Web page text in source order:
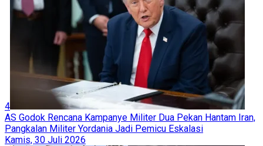
4
AS Godok Rencana Kampanye Militer Dua Pekan Hantam Iran,
Pangkalan Militer Yordania Jadi Pemicu Eskalasi
Kamis, 30 Juli 2026